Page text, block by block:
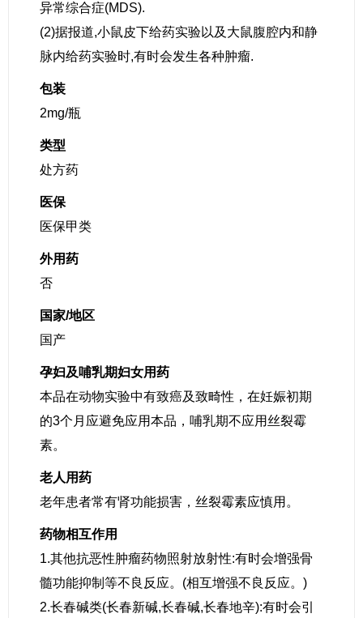
异常综合症(MDS).
(2)据报道,小鼠皮下给药实验以及大鼠腹腔内和静
脉内给药实验时,有时会发生各种肿瘤.
包装
2mg/瓶
类型
处方药
医保
医保甲类
外用药
否
国家/地区
国产
孕妇及哺乳期妇女用药
本品在动物实验中有致癌及致畸性，在妊娠初期
的3个月应避免应用本品，哺乳期不应用丝裂霉
素。
老人用药
老年患者常有肾功能损害，丝裂霉素应慎用。
药物相互作用
1.其他抗恶性肿瘤药物照射放射性:有时会增强骨
髓功能抑制等不良反应。(相互增强不良反应。)
2.长春碱类(长春新碱,长春碱,长春地辛):有时会引